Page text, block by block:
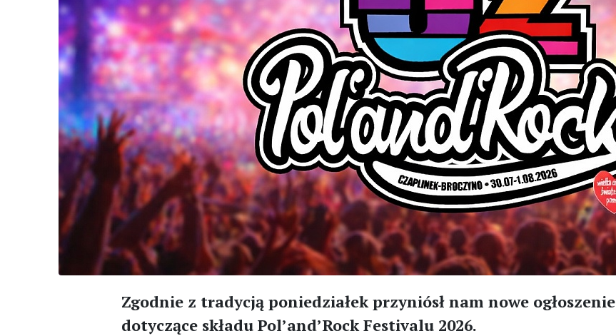
Zgodnie z tradycją poniedziałek przyniósł nam nowe ogłoszenie
dotyczące składu Pol’and’Rock Festivalu 2026.